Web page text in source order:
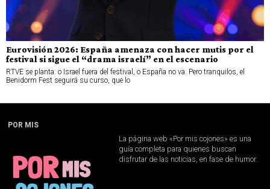
Eurovisión 2026: España amenaza con hacer mutis por el
festival si sigue el “drama israelí” en el escenario
RTVE se planta: o Israel fuera del festival, o España no va. Pero tranquilos, el
Benidorm Fest seguirá su curso, que lo
POR MIS
La página web «Por mis cojones» es una
guía completa para quienes buscan
disfrutar de las noticias, en fase de humor.